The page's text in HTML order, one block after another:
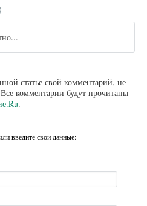
статье свой комментарий, не
комментарии будут прочитаны
.
введите свои данные: